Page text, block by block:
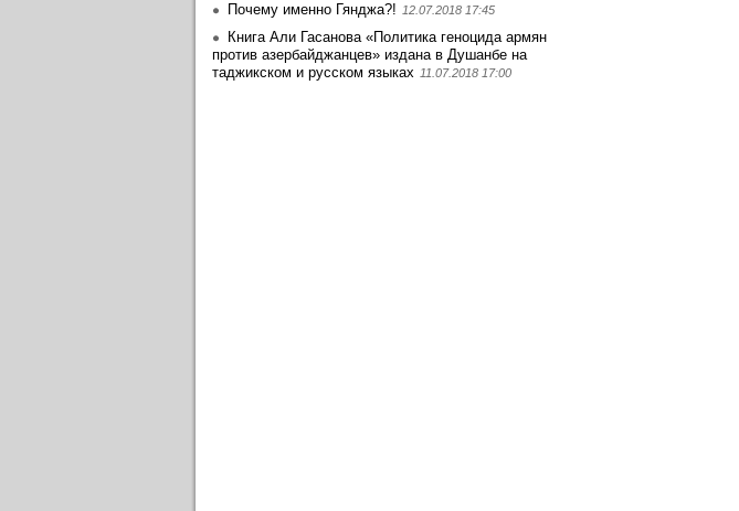
Почему именно Гянджа?! 12.07.2018 17:45
Книга Али Гасанова «Политика геноцида армян
против азербайджанцев» издана в Душанбе на
таджикском и русском языках 11.07.2018 17:00